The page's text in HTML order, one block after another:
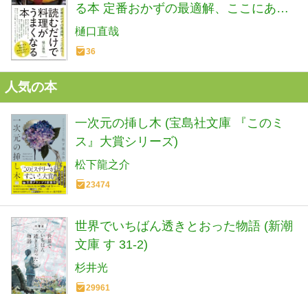
る本 定番おかずの最適解、ここにあ
り！
樋口直哉
36
人気の本
一次元の挿し木 (宝島社文庫 『このミ
ス』大賞シリーズ)
松下龍之介
23474
世界でいちばん透きとおった物語 (新潮
文庫 す 31-2)
杉井光
29961